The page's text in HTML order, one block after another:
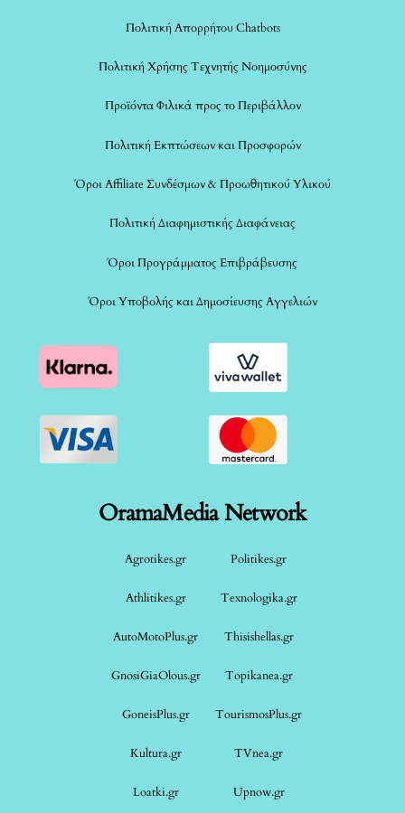
Πολιτική Απορρήτου Chatbots
Πολιτική Χρήσης Τεχνητής Νοημοσύνης
Προϊόντα Φιλικά προς το Περιβάλλον
Πολιτική Εκπτώσεων και Προσφορών
Όροι Affiliate Συνδέσμων & Προωθητικού Υλικού
Πολιτική Διαφημιστικής Διαφάνειας
Όροι Προγράμματος Επιβράβευσης
Όροι Υποβολής και Δημοσίευσης Αγγελιών
OramaMedia Network
Agrotikes.gr Politikes.gr
Athlitikes.gr Texnologika.gr
AutoMotoPlus.gr Thisishellas.gr
GnosiGiaOlous.gr Topikanea.gr
GoneisPlus.gr TourismosPlus.gr
Kultura.gr TVnea.gr
Loatki.gr Upnow.gr